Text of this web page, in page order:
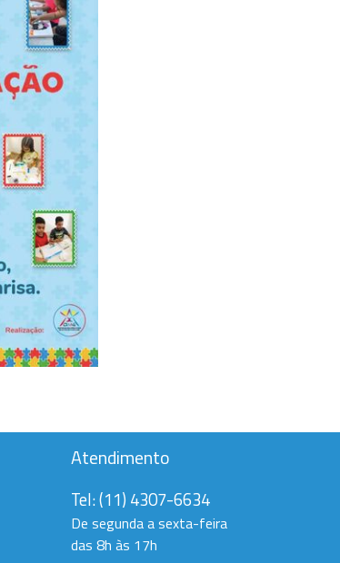
Atendimento
Tel:(11) 4307-6634
De segunda a sexta-feira
das 8h às 17h